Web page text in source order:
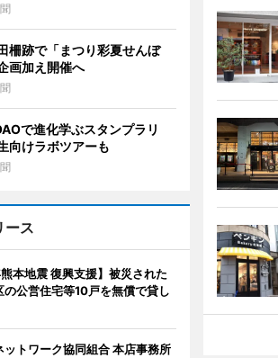
柵跡で「まつり彩夏せんぼ
画加え開催へ
で進化学ぶスタンプラリ
けラボツアーも
ース
熊本地震 復興支援】被災された
の公営住宅等10戸を無償で貸し
ットワーク協同組合 本店事務所